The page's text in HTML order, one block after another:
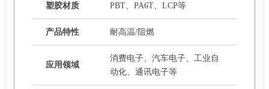
塑胶材质 PBT、PA6T、LCP等
产品特性 耐高温/阻燃
应用领域
消费电子、汽车电子、工业自
动化、通讯电子等